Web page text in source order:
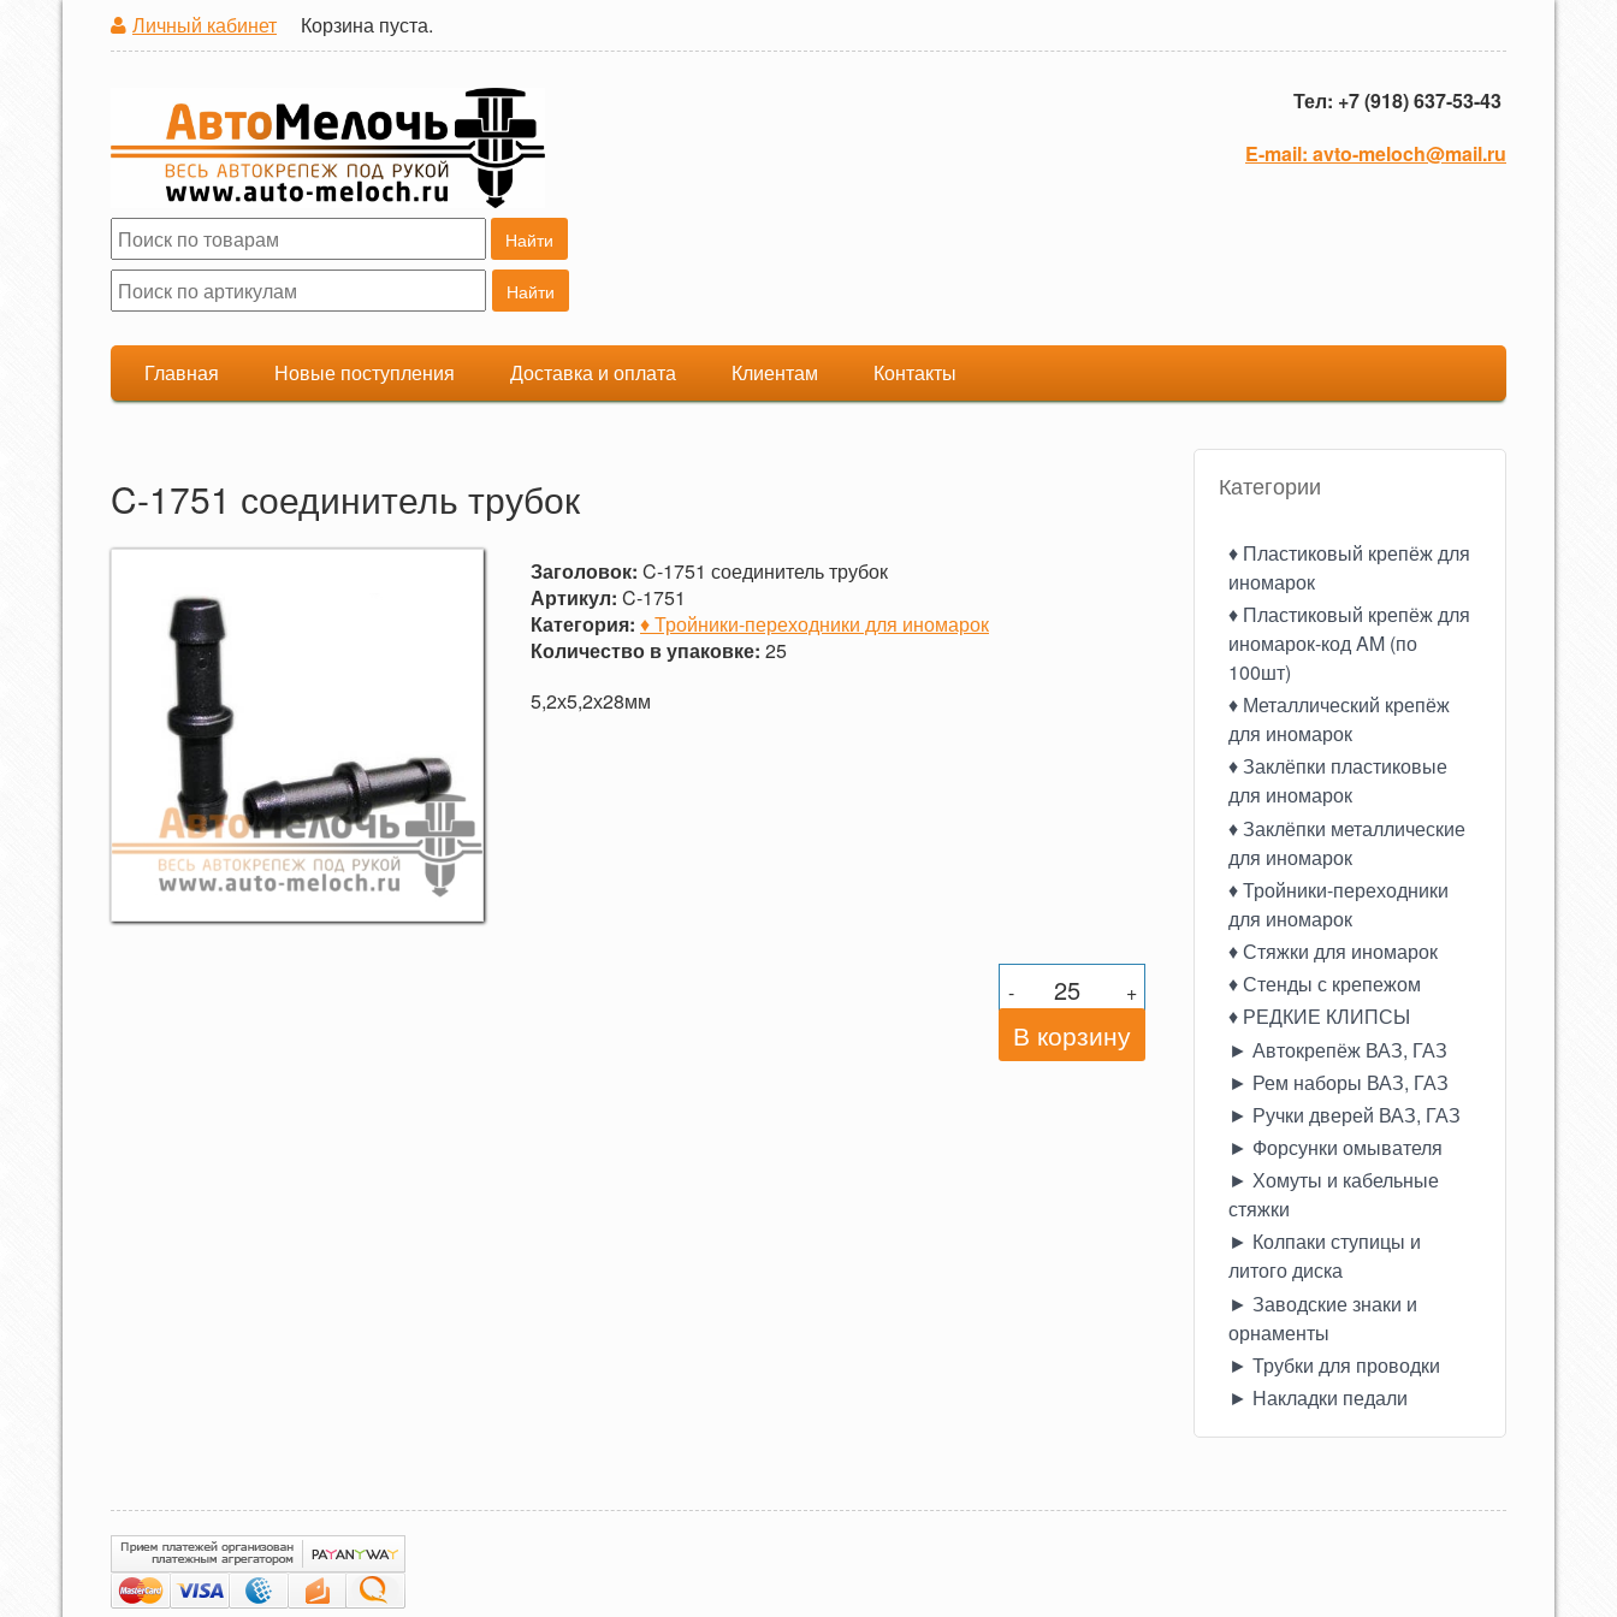
Личный кабинет Корзина пуста.
Тел: +7 (918) 637-53-43
E-mail: avto-meloch@mail.ru
Форма поиска
Поиск
Главная Новые поступления Доставка и оплата Клиентам Контакты
C-1751 соединитель трубок
Заголовок: C-1751 соединитель трубок
Артикул: C-1751
Категория: ♦ Тройники-переходники для иномарок
Количество в упаковке: 25
5,2х5,2х28мм
- +
Категории
♦ Пластиковый крепёж для
иномарок
♦ Пластиковый крепёж для
иномарок-код AM (по
100шт)
♦ Металлический крепёж
для иномарок
♦ Заклёпки пластиковые
для иномарок
♦ Заклёпки металлические
для иномарок
♦ Тройники-переходники
для иномарок
♦ Стяжки для иномарок
♦ Стенды с крепежом
♦ РЕДКИЕ КЛИПСЫ
► Автокрепёж ВАЗ, ГАЗ
► Рем наборы ВАЗ, ГАЗ
► Ручки дверей ВАЗ, ГАЗ
► Форсунки омывателя
► Хомуты и кабельные
стяжки
► Колпаки ступицы и
литого диска
► Заводские знаки и
орнаменты
► Трубки для проводки
► Накладки педали